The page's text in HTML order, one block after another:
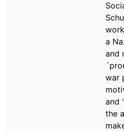
a
and
war
and
the